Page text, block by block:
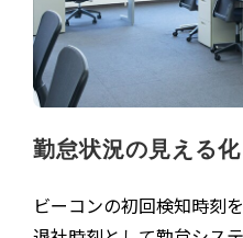
勤怠状況の見える化
ビーコンの初回検知時刻